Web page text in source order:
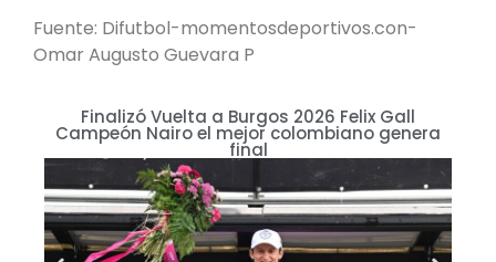
Fuente: Difutbol-momentosdeportivos.con-
Omar Augusto Guevara P
Finalizó Vuelta a Burgos 2026 Felix Gall
Campeón Nairo el mejor colombiano genera
final